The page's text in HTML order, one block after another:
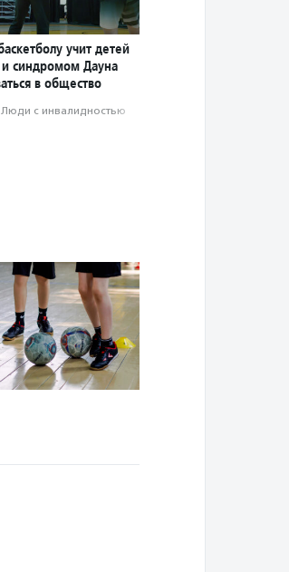
учит детей
синдромом Дауна
в общество
Люди с инвалидностью